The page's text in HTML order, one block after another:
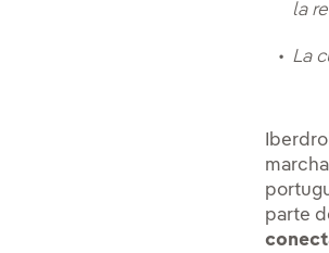
la
La
parte